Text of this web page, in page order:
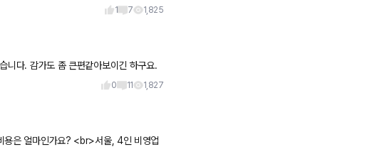
1 7 1,825
니다. 감가도 좀 큰편같아보이긴 하구요.
0 11 1,827
용은 얼마인가요? <br>서울, 4인 비영업